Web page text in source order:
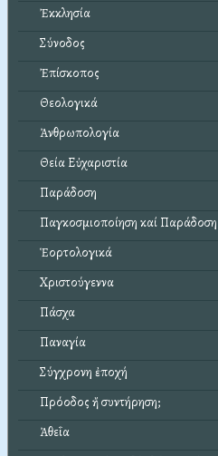
Ἐκκλησία
Σύνοδος
Ἐπίσκοπος
Θεολογικά
Ἀνθρωπολογία
Θεία Εὐχαριστία
Παράδοση
Παγκοσμιοποίηση καί Παράδοση
Ἑορτολογικά
Χριστούγεννα
Πάσχα
Παναγία
Σύγχρονη ἐποχή
Πρόοδος ἤ συντήρηση;
Ἀθεΐα